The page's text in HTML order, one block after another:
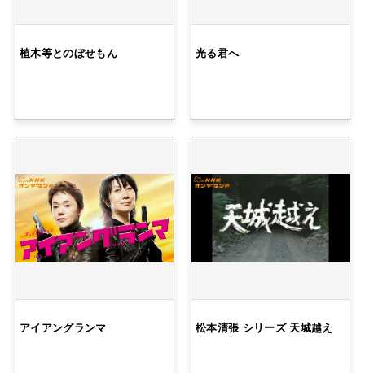
植木等とのぼせもん 光る君へ
アイアングランマ 松本清張 シリーズ 天城越え